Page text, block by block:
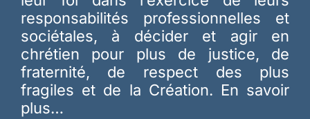
responsabilités professionnelles et
sociétales, à décider et agir en
chrétien pour plus de justice, de
fraternité, de respect des plus
fragiles et de la Création. En savoir
plus…